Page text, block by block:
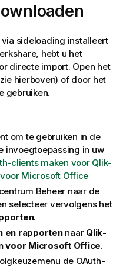
sideloading installeert
hebt u het
directe import. Open het
hierboven) of door het
gebruiken.
om te gebruiken in de
invoegtoepassing in uw
clients maken voor Qlik-
Microsoft Office
Beheer naar de
selecteer vervolgens het
.
en rapportennaar Qlik-
voor Microsoft Office.
de OAuth-